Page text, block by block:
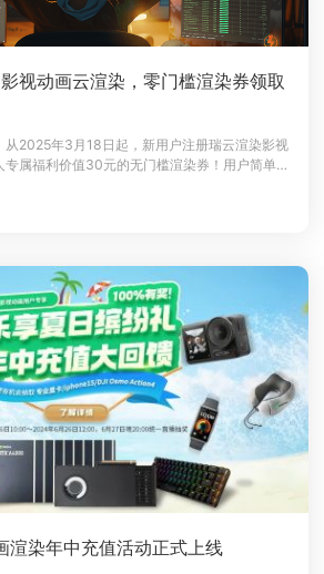
视动画云渲染，零门槛渲染券领取
从2025年3月18日起，新用户注册瑞云渲染影视
属福利价值30元的无门槛渲染券！用户简单完
获得这份超值好礼，助力您在影视动画制作上
渲染年中充值活动正式上线